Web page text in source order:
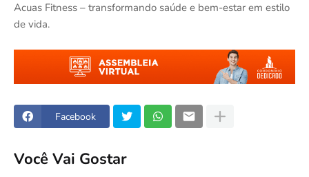
Acuas Fitness – transformando saúde e bem-estar em estilo
de vida.
Facebook
Você Vai Gostar